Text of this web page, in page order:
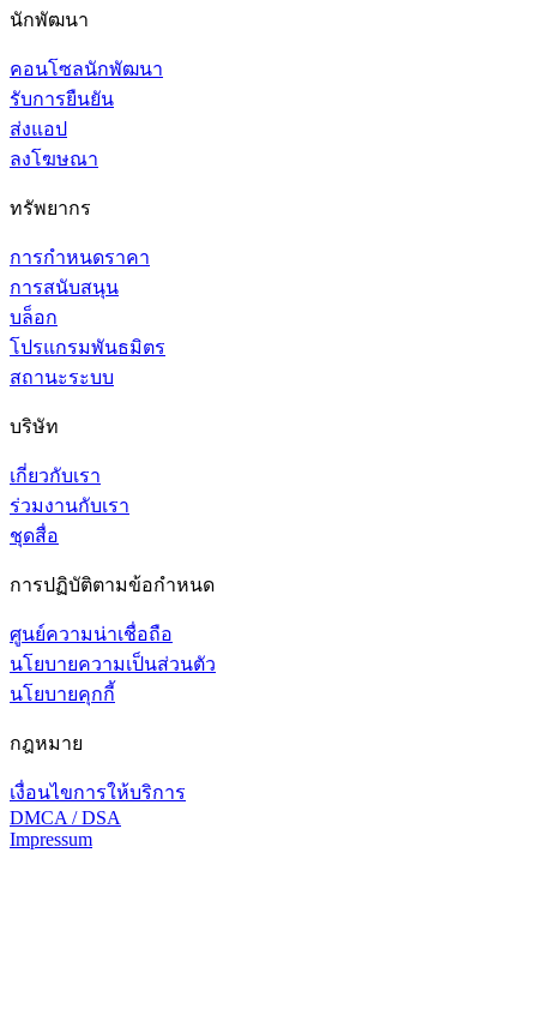
นักพัฒนา
คอนโซลนักพัฒนา
รับการยืนยัน
ส่งแอป
ลงโฆษณา
ทรัพยากร
การกำหนดราคา
การสนับสนุน
บล็อก
โปรแกรมพันธมิตร
สถานะระบบ
บริษัท
เกี่ยวกับเรา
ร่วมงานกับเรา
ชุดสื่อ
การปฏิบัติตามข้อกำหนด
ศูนย์ความน่าเชื่อถือ
นโยบายความเป็นส่วนตัว
นโยบายคุกกี้
กฎหมาย
เงื่อนไขการให้บริการ
DMCA / DSA
Impressum